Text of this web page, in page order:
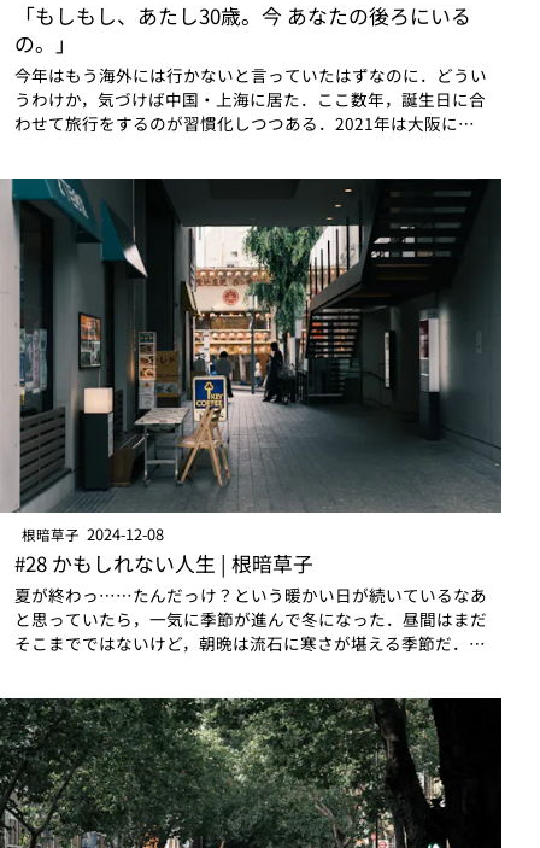
「もしもし、あたし30歳。今 あなたの後ろにいる
の。」
今年はもう海外には行かないと言っていたはずなのに．どうい
うわけか，気づけば中国・上海に居た．ここ数年，誕生日に合
わせて旅行をするのが習慣化しつつある．2021年は大阪に，
根暗草子 2024-12-08
#28 かもしれない人生 | 根暗草子
夏が終わっ……たんだっけ？という暖かい日が続いているなあ
と思っていたら，一気に季節が進んで冬になった．昼間はまだ
そこまでではないけど，朝晩は流石に寒さが堪える季節だ．寒